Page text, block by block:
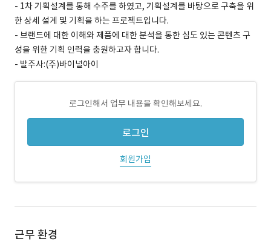
- 1차 기획설계를 통해 수주를 하였고, 기획설계를 바탕으로 구축을 위
한 상세 설계 및 기획을 하는 프로젝트입니다.
- 브랜드에 대한 이해와 제품에 대한 분석을 통한 심도 있는 콘텐츠 구
성을 위한 기획 인력을 충원하고자 합니다.
- 발주사:(주)바이널아이
로그인해서 업무 내용을 확인해보세요.
로그인
회원가입
근무 환경